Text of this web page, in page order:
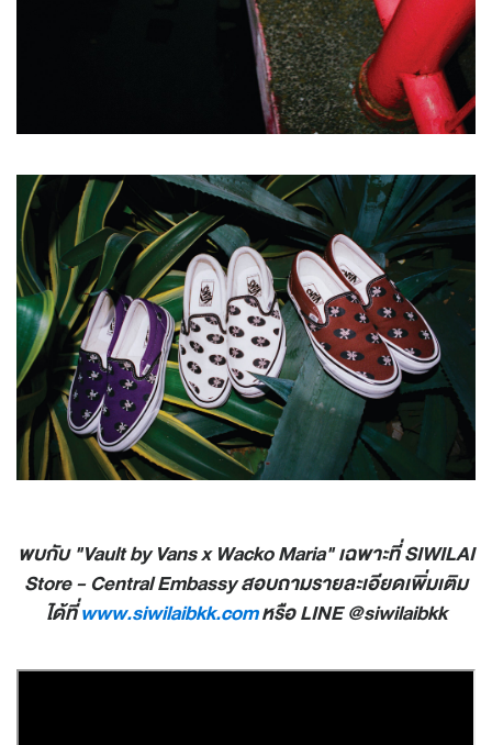
พบกับ "Vault by Vans x Wacko Maria" เฉพาะที่ SIWILAI
Store - Central Embassy สอบถามรายละเอียดเพิ่มเติม
ได้ที่www.siwilaibkk.comหรือ LINE @siwilaibkk